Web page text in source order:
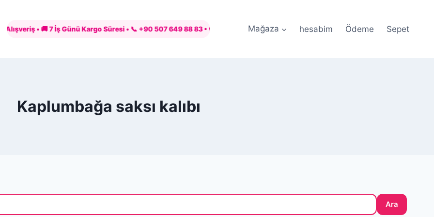
• 🚚 7 İş Günü Kargo Süresi • 📞 +90 507 649 88 83 • 💳 PayTR ile Güvenli Ödeme • 🎀 Özel Tasarım Silikon Kalıplar •
Mağaza hesabim Ödeme Sepet
Kaplumbağa saksı kalıbı
Ara